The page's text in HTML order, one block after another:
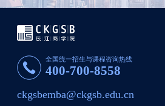
全国统一招生与课程咨询热线
400-700-8558
ckgsbemba@ckgsb.edu.cn